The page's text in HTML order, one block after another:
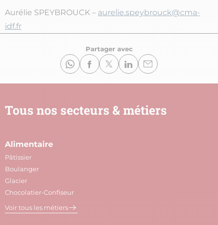
Aurélie SPEYBROUCK – aurelie.speybrouck@cma-
idf.fr
Partager avec
Tous nos secteurs & métiers
Alimentaire
Pâtissier
Boulanger
Glacier
Chocolatier-Confiseur
Voir tous les métiers